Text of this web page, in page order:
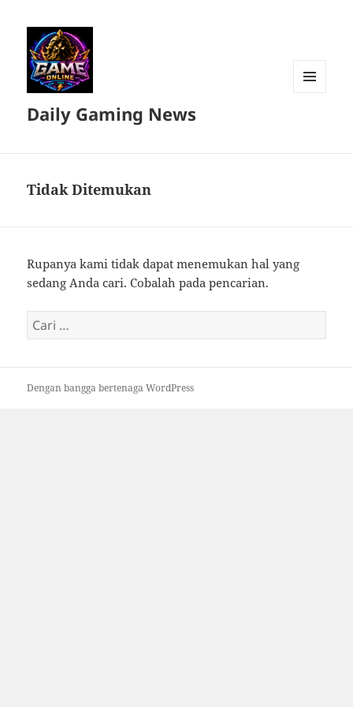
Daily Gaming News
Tidak Ditemukan
Rupanya kami tidak dapat menemukan hal yang
sedang Anda cari. Cobalah pada pencarian.
Cari
untuk:
Dengan bangga bertenaga WordPress